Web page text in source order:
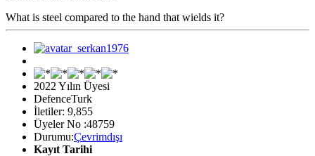
What is steel compared to the hand that wields it?
2022 Yılın Üyesi
DefenceTurk
İletiler: 9,855
Üyeler No :48759
Durumu:Çevrimdışı
Kayıt Tarihi